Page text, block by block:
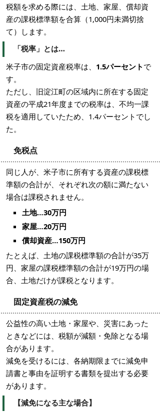
税額を求める際には、土地、家屋、償却資
産の課税標準額を合算（1,000円未満切捨
て）します。
「税率」とは…
米子市の固定資産税率は、 1.5パーセント で
す。
ただし、旧淀江町の区域内に所在する固定
資産の平成21年度までの税率は、不均一課
税を適用していたため、1.4パーセントでし
た。
免税点
同じ人が、米子市に所有する資産の課税標
準額の合計が、それぞれ次の額に満たない
場合は課税されません。
土地…30万円
家屋…20万円
償却資産…150万円
たとえば、土地の課税標準額の合計が35万
円、家屋の課税標準額の合計が19万円の場
合、土地だけが課税となります。
固定資産税の減免
公益性の高い土地・家屋や、災害にあった
ときなどには、税額が減額・免除となる場
合があります。
減免を受けるには、各納期限までに減免申
請書と事由を証明する書類を提出する必要
があります。
【減免になる主な場合】